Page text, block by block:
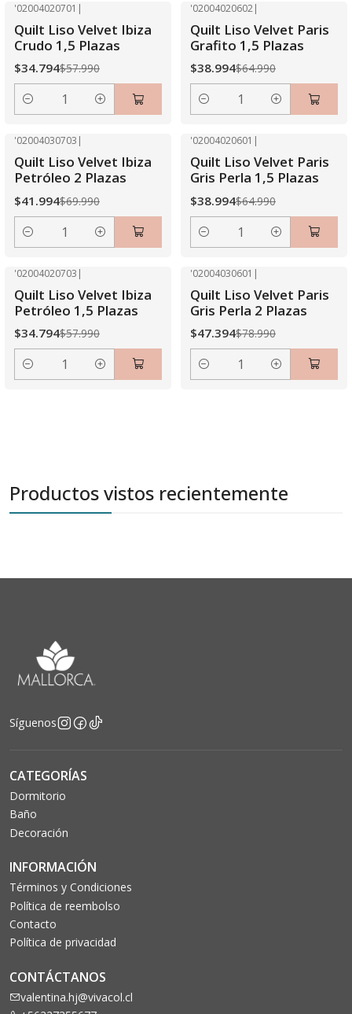
'02004020701 |
Quilt Liso Velvet Ibiza
Crudo 1,5 Plazas
$34.794$57.990
Cantidad
'02004020602|
Quilt Liso Velvet Paris
Grafito 1,5 Plazas
$38.994$64.990
Cantidad
'02004030703 |
Quilt Liso Velvet Ibiza
Petróleo 2 Plazas
$41.994$69.990
Cantidad
'02004020601 |
Quilt Liso Velvet Paris
Gris Perla 1,5 Plazas
$38.994$64.990
Cantidad
'02004020703 |
Quilt Liso Velvet Ibiza
Petróleo 1,5 Plazas
$34.794$57.990
Cantidad
'02004030601 |
Quilt Liso Velvet Paris
Gris Perla 2 Plazas
$47.394$78.990
Cantidad
Productos vistos recientemente
Síguenos
CATEGORÍAS
Dormitorio
Baño
Decoración
INFORMACIÓN
Términos y Condiciones
Política de reembolso
Contacto
Política de privacidad
CONTÁCTANOS
valentina.hj@vivacol.cl